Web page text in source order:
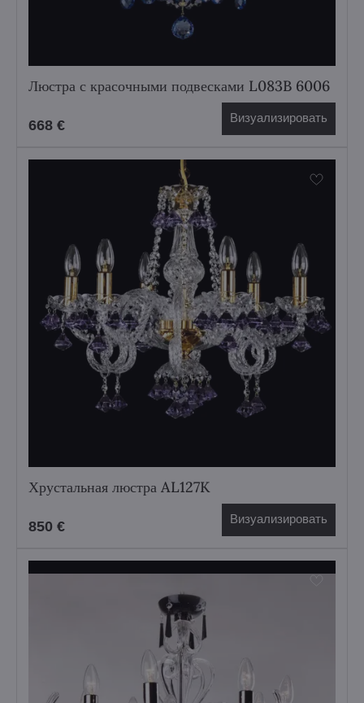
Люстра с красочными подвесками L083B 6006
668 € Визуализировать
Хрустальная люстра AL127K
850 € Визуализировать